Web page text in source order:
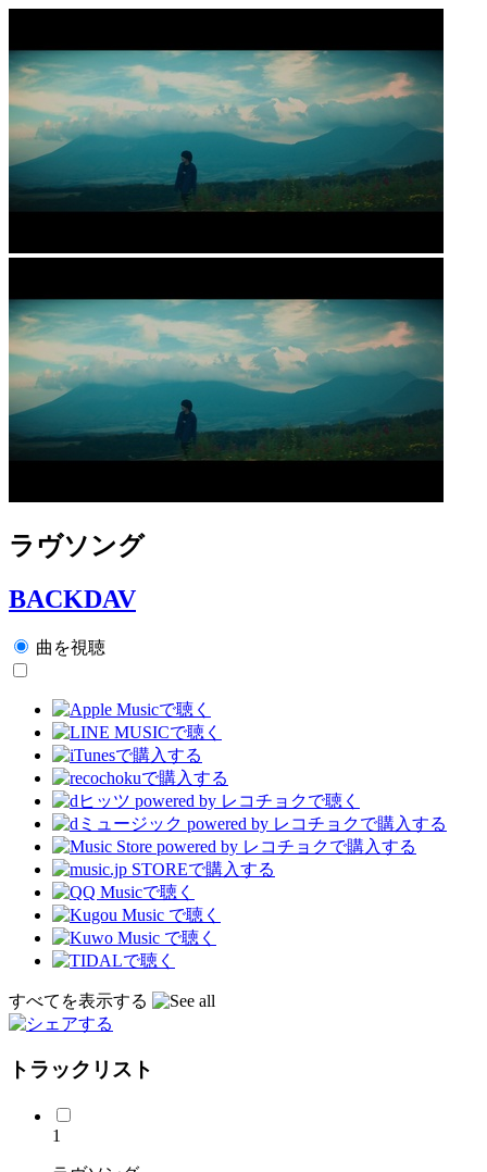
ラヴソング
BACKDAV
曲を視聴
すべてを表示する
トラックリスト
1